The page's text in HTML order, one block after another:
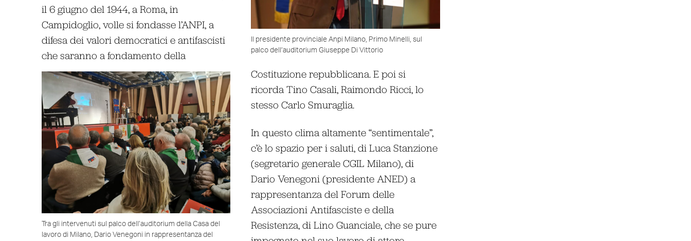
Il presidente provinciale Anpi Milano, Primo Minelli, sul
palco dell’auditorium Giuseppe Di Vittorio
Tra gli intervenuti sul palco dell’auditorium della Casa del
lavoro di Milano, Dario Venegoni in rappresentanza del
il 6 giugno del 1944, a Roma, in
Campidoglio, volle si fondasse l’ANPI, a
difesa dei valori democratici e antifascisti
che saranno a fondamento della
Costituzione repubblicana. E poi si
ricorda Tino Casali, Raimondo Ricci, lo
stesso Carlo Smuraglia.
In questo clima altamente “sentimentale”,
c’è lo spazio per i saluti, di Luca Stanzione
(segretario generale CGIL Milano), di
Dario Venegoni (presidente ANED) a
rappresentanza del Forum delle
Associazioni Antifasciste e della
Resistenza, di Lino Guanciale, che se pure